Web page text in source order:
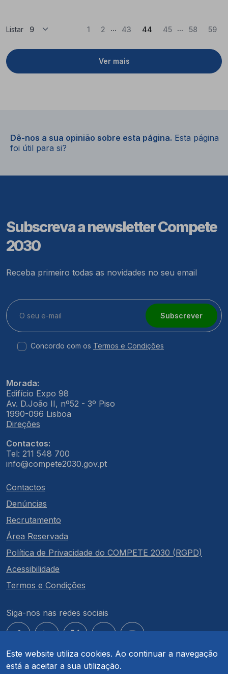
Este website utiliza cookies. Ao continuar a navegação
está a aceitar a sua utilização.
Listar
Ver mais
1 2 ... 43 44 (Atual)
45 ... 58 59
Dê-nos a sua opinião sobre esta página. Esta página
foi útil para si?
Subscreva a newsletter Compete
2030
Receba primeiro todas as novidades no seu email
Subscrever
Concordo com os Termos e Condições
Morada:
Edifício Expo 98
Av. D.João II, nº52 - 3º Piso
1990-096 Lisboa
Direções
Contactos:
Tel: 211 548 700
info@compete2030.gov.pt
Contactos
Denúncias
Recrutamento
Área Reservada
Política de Privacidade do COMPETE 2030 (RGPD)
Acessibilidade
Termos e Condições
Siga-nos nas redes sociais